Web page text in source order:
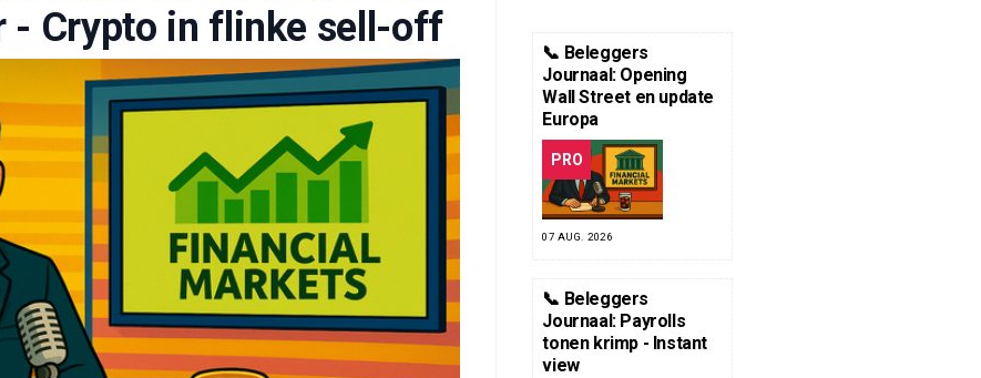
- Crypto in flinke sell-off
📞 Beleggers
Journaal: Opening
Wall Street en update
Europa
PRO
07 AUG. 2026
📞 Beleggers
Journaal: Payrolls
tonen krimp - Instant
view